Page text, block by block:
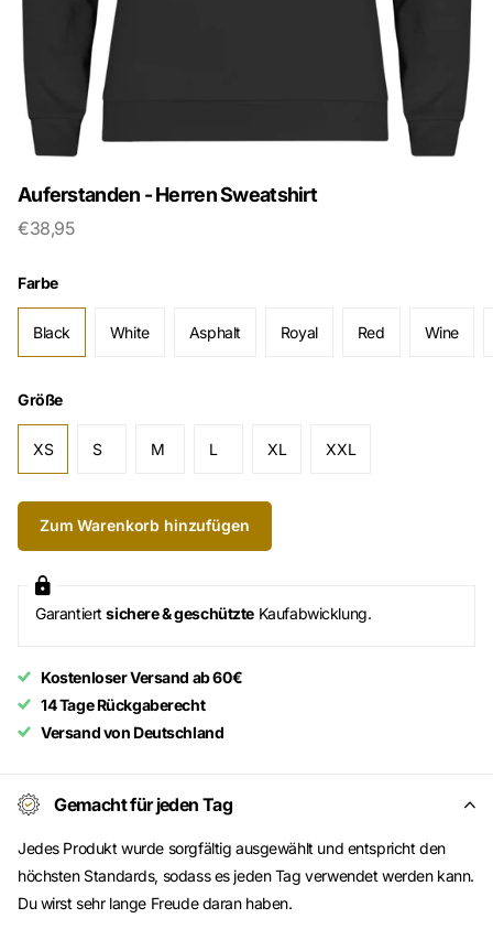
Auferstanden - Herren Sweatshirt
€38,95
Farbe
Black White Asphalt Royal Red Wine
Größe
XS S M L XL XXL
Zum Warenkorb hinzufügen
Garantiertsichere & geschützte Kaufabwicklung.
Kostenloser Versand ab 60€
14 Tage Rückgaberecht
Versand von Deutschland
Gemacht für jeden Tag
Jedes Produkt wurde sorgfältig ausgewählt und entspricht den
höchsten Standards, sodass es jeden Tag verwendet werden kann.
Du wirst sehr lange Freude daran haben.